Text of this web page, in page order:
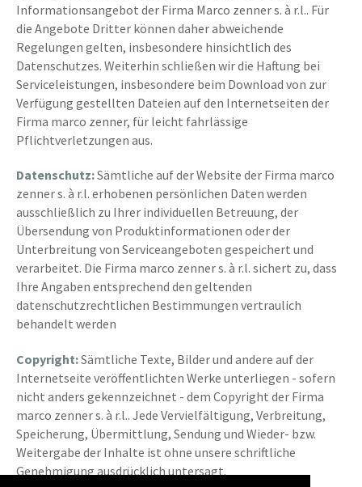
Informationsangebot der Firma Marco zenner s. à r.l.. Für
die Angebote Dritter können daher abweichende
Regelungen gelten, insbesondere hinsichtlich des
Datenschutzes. Weiterhin schließen wir die Haftung bei
Serviceleistungen, insbesondere beim Download von zur
Verfügung gestellten Dateien auf den Internetseiten der
Firma marco zenner, für leicht fahrlässige
Pflichtverletzungen aus.
Datenschutz:Sämtliche auf der Website der Firma marco
zenner s. à r.l. erhobenen persönlichen Daten werden
ausschließlich zu Ihrer individuellen Betreuung, der
Übersendung von Produktinformationen oder der
Unterbreitung von Serviceangeboten gespeichert und
verarbeitet. Die Firma marco zenner s. à r.l. sichert zu, dass
Ihre Angaben entsprechend den geltenden
datenschutzrechtlichen Bestimmungen vertraulich
behandelt werden
Copyright:Sämtliche Texte, Bilder und andere auf der
Internetseite veröffentlichten Werke unterliegen - sofern
nicht anders gekennzeichnet - dem Copyright der Firma
marco zenner s. à r.l.. Jede Vervielfältigung, Verbreitung,
Speicherung, Übermittlung, Sendung und Wieder- bzw.
Weitergabe der Inhalte ist ohne unsere schriftliche
Genehmigung ausdrücklich untersagt.